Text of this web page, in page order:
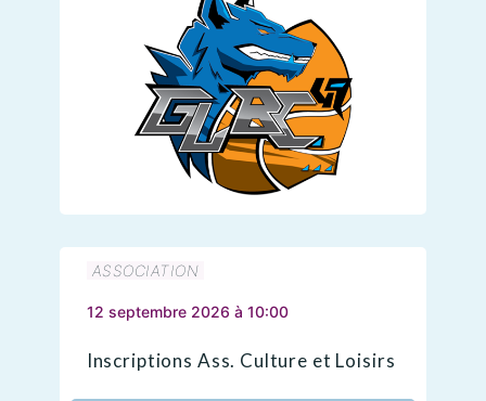
ASSOCIATION
12 septembre 2026 à 10:00
Inscriptions Ass. Culture et Loisirs